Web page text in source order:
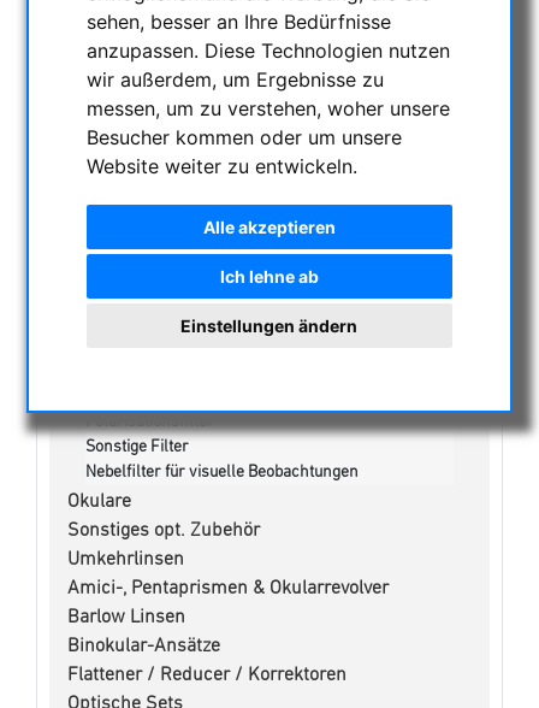
sehen, besser an Ihre Bedürfnisse
anzupassen. Diese Technologien nutzen
wir außerdem, um Ergebnisse zu
messen, um zu verstehen, woher unsere
Besucher kommen oder um unsere
Website weiter zu entwickeln.
Alle akzeptieren
Ich lehne ab
Einstellungen ändern
SECONDHAND & LAGERBESTAND
APM PRODUKTE
ASTROEINSTIEG
SONNENBEOBACHTUNG
FERNGLÄSER, SPEKTIVE
TELESKOPE
MONTIERUNGEN & STATIVE
CMOS & CCD KAMERAS
OPTISCHES ZUBEHÖR
Sonstige Filter
Nebelfilter für visuelle Beobachtungen
Okulare
Sonstiges opt. Zubehör
Umkehrlinsen
Amici-, Pentaprismen & Okularrevolver
Barlow Linsen
Binokular-Ansätze
Flattener / Reducer / Korrektoren
Optische Sets